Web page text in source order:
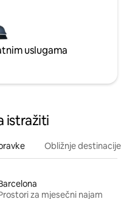
uslugama
istražiti
Obližnje destinacije
za mjesečni najam